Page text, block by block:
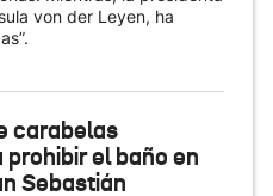
von der Leyen, ha
carabelas
el baño en
Sebastián